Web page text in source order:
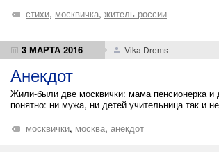
стихи, москвичка, житель россии
3 МАРТА 2016 Vika Drems
Анекдот
Жили-были две москвички: мама пенсионерка и
понятно: ни мужа, ни детей учительница так и
москвички, москва, анекдот